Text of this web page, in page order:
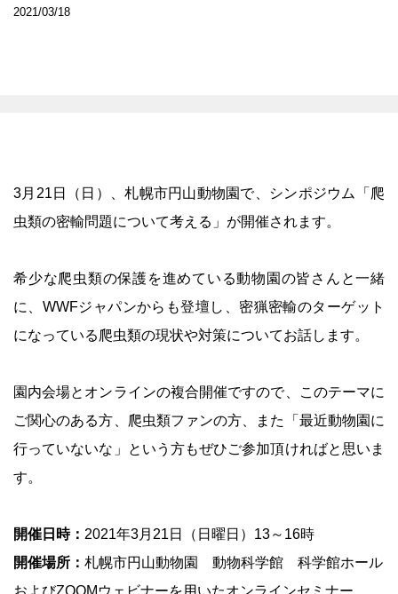
2021/03/18
3月21日（日）、札幌市円山動物園で、シンポジウム「爬
虫類の密輸問題について考える」が開催されます。
希少な爬虫類の保護を進めている動物園の皆さんと一緒
に、WWFジャパンからも登壇し、密猟密輸のターゲット
になっている爬虫類の現状や対策についてお話します。
園内会場とオンラインの複合開催ですので、このテーマに
ご関心のある方、爬虫類ファンの方、また「最近動物園に
行っていないな」という方もぜひご参加頂ければと思いま
す。
開催日時： 2021年3月21日（日曜日）13～16時
開催場所： 札幌市円山動物園 動物科学館 科学館ホール
およびZOOMウェビナーを用いたオンラインセミナー